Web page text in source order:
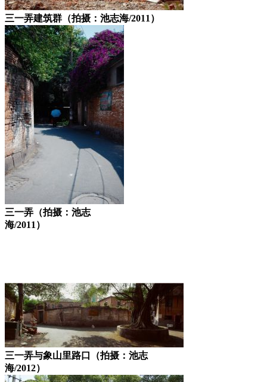
三一弄建筑群（拍摄：池志海/2011）
三一弄（拍摄：池志
海/2011）
三一弄与象山里路口（拍摄：池志
海/2012）